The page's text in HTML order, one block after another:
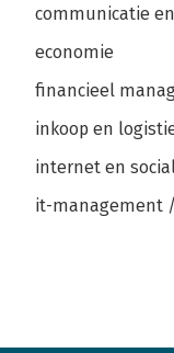
communicatie
economie
financieel
inkoop en
internet en
it-management